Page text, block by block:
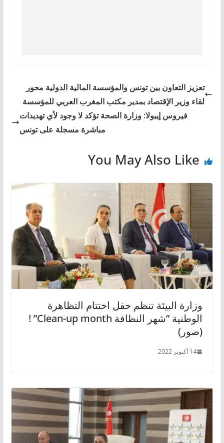
تعزيز التعاون بين تونس والمؤسسة المالية الدولية محور
لقاء وزير الإقتصاد بمدير مكتب المغرب العربي للمؤسسة
فيروس إيبولا: وزارة الصحة تؤكد لا وجود لأي تهديدات
مباشرة مسجلة على تونس
You May Also Like
وزارة البيئة تنظم حفل اختتام التظاهرة
الوطنية ”شهر النظافة Clean-up month” !
(صور)
14 أكتوبر 2022